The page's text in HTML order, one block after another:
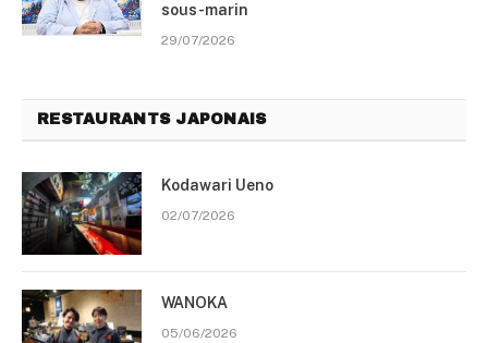
sous-marin
29/07/2026
RESTAURANTS JAPONAIS
Kodawari Ueno
02/07/2026
WANOKA
05/06/2026